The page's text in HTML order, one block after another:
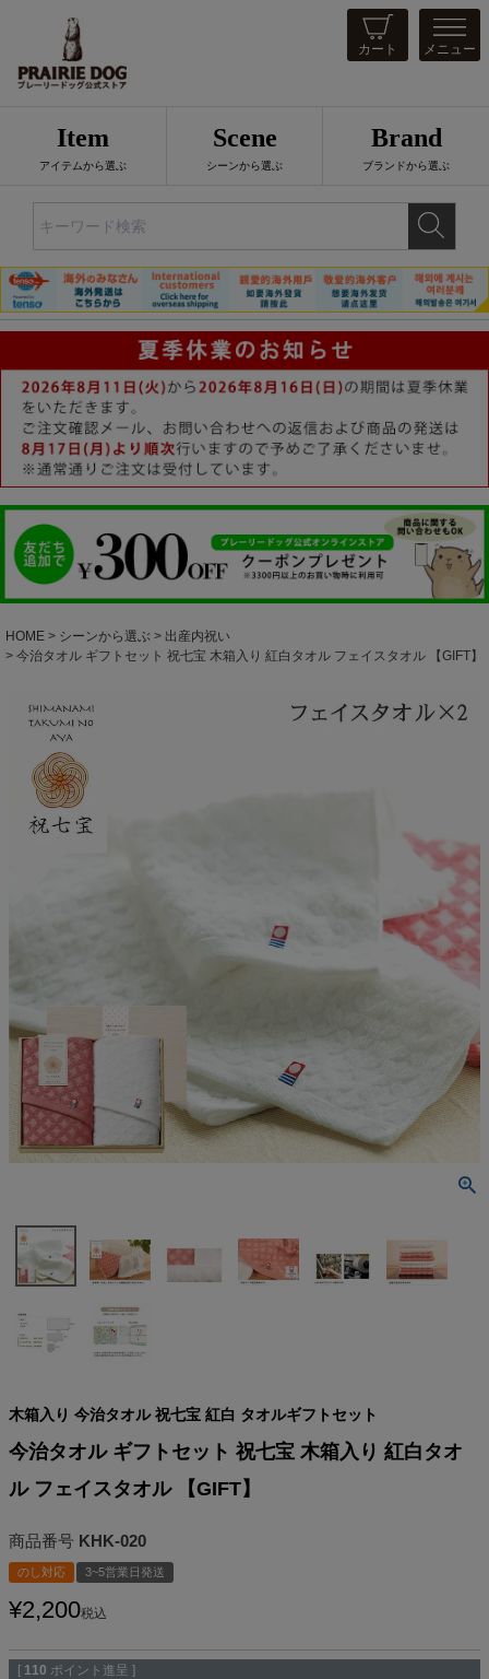
カート メニュー
Item
アイテムから選ぶ
Scene
シーンから選ぶ
Brand
ブランドから選ぶ
HOME シーンから選ぶ
出産内祝い
今治タオル ギフトセット 祝七宝 木箱入り 紅白タオル フェイスタオル 【GIFT】
木箱入り 今治タオル 祝七宝 紅白 タオルギフトセット
今治タオル ギフトセット 祝七宝 木箱入り 紅白タオ
ル フェイスタオル 【GIFT】
商品番号 KHK-020
のし対応 3~5営業日発送
¥2,200税込
[ 110 ポイント進呈 ]